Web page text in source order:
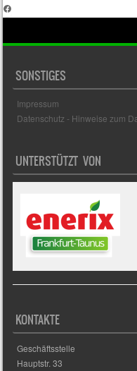
Facebook
SONSTIGES
Impressum
Datenschutz - Hinweise zum
UNTERSTÜTZT VON
KONTAKTE
Geschäftsstelle
Hauptstr. 33